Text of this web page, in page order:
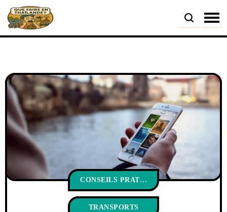
CONSEILS PRATIQUES
TRANSPORTS